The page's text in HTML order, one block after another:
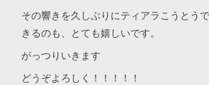
その響きを久しぶりにティアラこうとう
きるのも、とても嬉しいです。
がっつりいきます
どうぞよろしく！！！！！